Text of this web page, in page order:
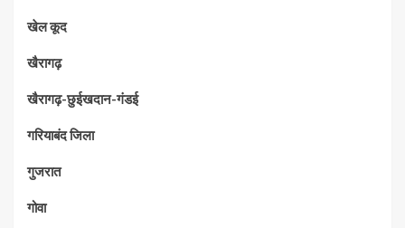
खेल कूद
खैरागढ़
खैरागढ़-छुईखदान-गंडई
गरियाबंद जिला
गुजरात
गोवा